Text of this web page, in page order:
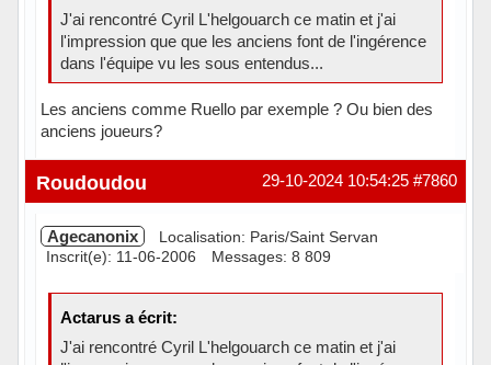
J'ai rencontré Cyril L'helgouarch ce matin et j'ai
l'impression que que les anciens font de l'ingérence
dans l'équipe vu les sous entendus...
Les anciens comme Ruello par exemple ? Ou bien des
anciens joueurs?
Hors ligne #7860
29-10-2024 10:54:25
Roudoudou
Agecanonix
Localisation: Paris/Saint Servan
Inscrit(e): 11-06-2006
Messages: 8 809
Actarus a écrit:
J'ai rencontré Cyril L'helgouarch ce matin et j'ai